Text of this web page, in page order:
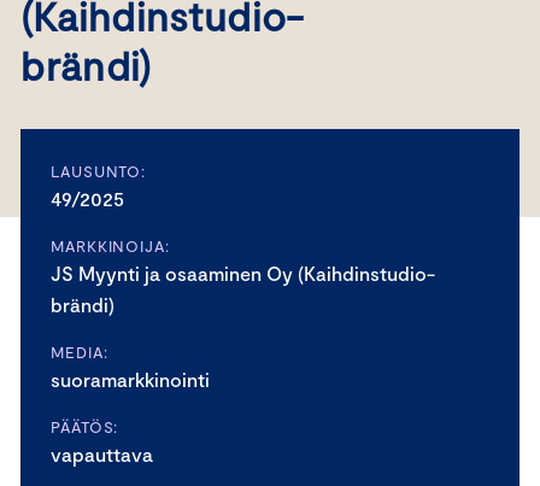
(Kaihdinstudio-
brändi)
LAUSUNTO:
49/2025
MARKKINOIJA:
JS Myynti ja osaaminen Oy (Kaihdinstudio-
brändi)
MEDIA:
suoramarkkinointi
PÄÄTÖS:
vapauttava